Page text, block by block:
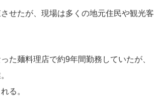
せたが、現場は多くの地元住民や観光客
た麺料理店で約9年間勤務していたが、
る。